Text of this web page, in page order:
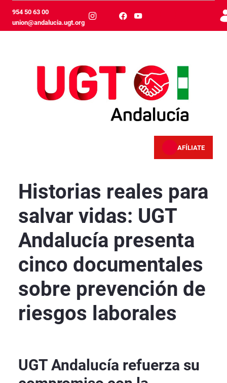
Skip to Main Content
954 50 63 00
union@andalucia.ugt.org
AFÍLIATE
Historias reales para
salvar vidas: UGT
Andalucía presenta
cinco documentales
sobre prevención de
riesgos laborales
UGT Andalucía refuerza su